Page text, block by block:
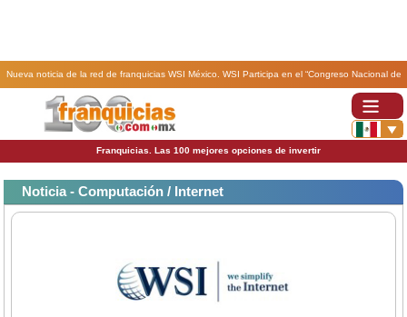
Nueva noticia de la red de franquicias WSI México. WSI Participa en el “Congreso Nacional de
Expertos en Internet Marketing" en México.
Franquicias. Las 100 mejores opciones de invertir
Noticia - Computación / Internet